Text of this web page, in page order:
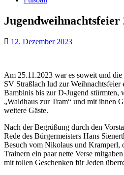
Jugendweihnachtsfeier
12. Dezember 2023
Am 25.11.2023 war es soweit und
SV Straßlach lud zur
Bambinis bis zur D-Jugend stürmten,
„Waldhaus zur Tram“ und mit ihnen
weitere Gäste.
Nach der Begrüßung durch den
Rede des Bürgermeisters Hans
Besuch vom Nikolaus und Kramperl,
Trainern ein paar nette Verse
mit tollen Geschenken für Jeden